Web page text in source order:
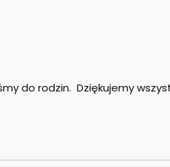
do rodzin. Dziękujemy